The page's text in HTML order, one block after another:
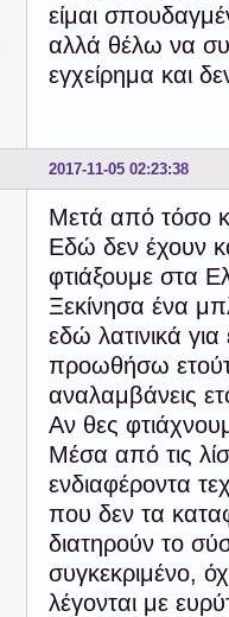
είμαι
αλλά θέλω να
εγχείρημα και
2017-11-05 02:23:38
Μετά από τόσο
Εδώ δεν έχουν
φτιάξουμε στα
Ξεκίνησα ένα
εδώ λατινικά
προωθήσω
αναλαμβάνεις
Αν θες
Μέσα από τις
ενδιαφέροντα
που δεν τα
διατηρούν το
συγκεκριμένο,
λέγονται με